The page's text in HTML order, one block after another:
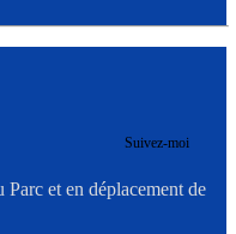
Suivez-moi
et en déplacement de